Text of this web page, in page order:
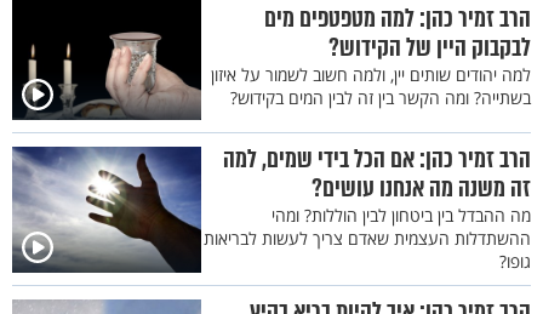
הרב זמיר כהן: למה מטפטפים מים
לבקבוק היין של הקידוש?
למה יהודים שותים יין, ולמה חשוב לשמור על איזון
בשתייה? ומה הקשר בין זה לבין המים בקידוש?
הרב זמיר כהן: אם הכל בידי שמים, למה
זה משנה מה אנחנו עושים?
מה ההבדל בין ביטחון לבין הוללות? ומהי
ההשתדלות העצמית שאדם צריך לעשות לבריאות
גופו?